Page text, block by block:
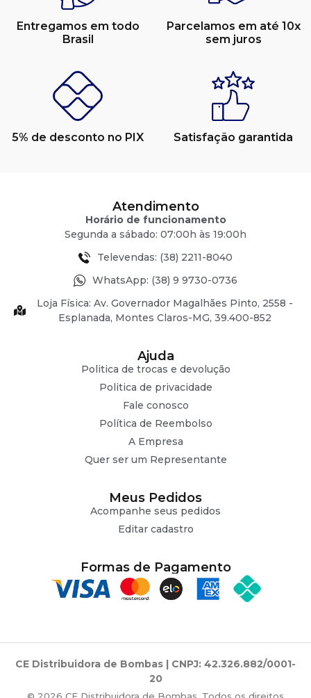
Entregamos em todo
Brasil
Parcelamos em até 10x
sem juros
5% de desconto no PIX Satisfação garantida
Atendimento
Horário de funcionamento
Segunda a sábado: 07:00h às 19:00h
Televendas: (38) 2211-8040
WhatsApp: (38) 9 9730-0736
Loja Física: Av. Governador Magalhães Pinto, 2558 -
Esplanada, Montes Claros-MG, 39.400-852
Ajuda
Politica de trocas e devolução
Politica de privacidade
Fale conosco
Política de Reembolso
A Empresa
Quer ser um Representante
Meus Pedidos
Acompanhe seus pedidos
Editar cadastro
Formas de Pagamento
CE Distribuidora de Bombas | CNPJ: 42.326.882/0001-
20
© 2026 CE Distribuidora de Bombas. Todos os direitos